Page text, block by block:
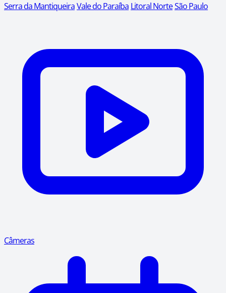
Serra da MantiqueiraVale do Paraíba Litoral NorteSão Paulo
Câmeras